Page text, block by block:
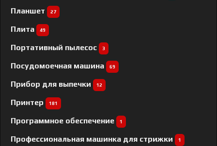
Планшет 27
Плита 49
Портативный пылесос 3
Посудомоечная машина 69
Прибор для выпечки 12
Принтер 181
Программное обеспечение 1
Профессиональная машинка для стрижки 1